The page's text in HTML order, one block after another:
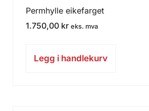
Permhylle eikefarget
1.750,00 kr eks. mva
Legg i handlekurv